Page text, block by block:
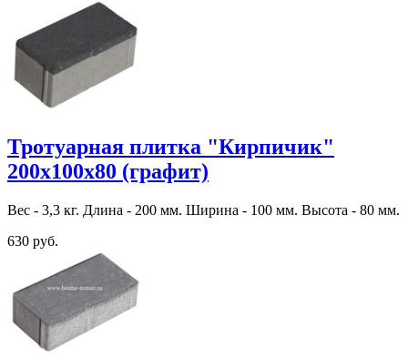
Тротуарная плитка "Кирпичик"
200х100х80 (графит)
Вес - 3,3 кг. Длина - 200 мм. Ширина - 100 мм. Высота - 80 мм.
630 руб.